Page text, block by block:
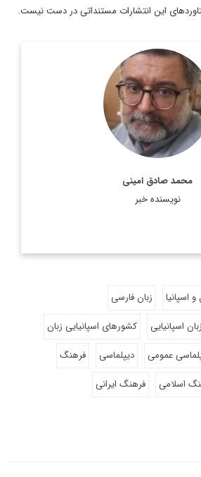
این انتشارات مستنداتی در دست نیست.
محمد صادق امینی
نویسنده خبر
در کشور کنیا، دبیر شورای کتاب و مسئول در
الملل بوده و مقالات و یادداشت هایی از او
در زمینه ترجمه و ...
اطلاعات بیشتر
و اسپانیا
زبان فارسی
زبان اسپانیایی
کشورهای اسپانیایی زبان
عمومی دیپلماسی
فرهنگ
اسلامی
فرهنگ ایرانی